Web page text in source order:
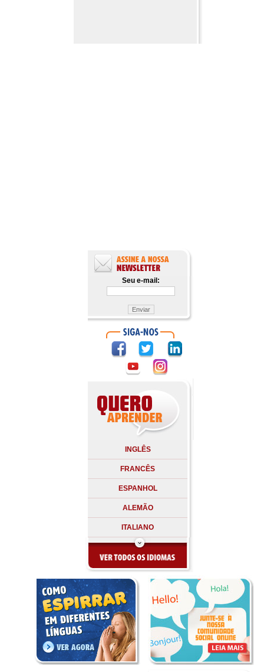
Seu e-mail:
INGLÊS
FRANCÊS
ESPANHOL
ALEMÃO
ITALIANO